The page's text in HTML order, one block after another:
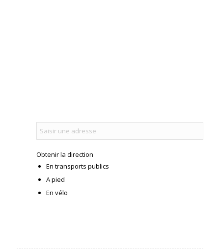
Obtenir la direction
En transports publics
A pied
En vélo